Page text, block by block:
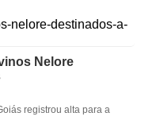
Nelore
registrou alta para a